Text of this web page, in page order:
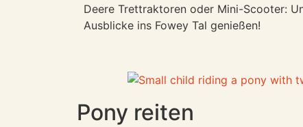
Deere Trettraktoren oder Mini-Scooter:
Ausblicke ins Fowey Tal genießen!
Pony reiten